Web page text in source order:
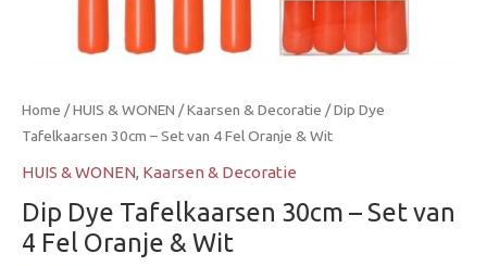
Home /HUIS & WONEN /Kaarsen & Decoratie / Dip Dye
Tafelkaarsen 30cm – Set van 4 Fel Oranje & Wit
HUIS & WONEN, Kaarsen & Decoratie
Dip Dye Tafelkaarsen 30cm – Set van
4 Fel Oranje & Wit